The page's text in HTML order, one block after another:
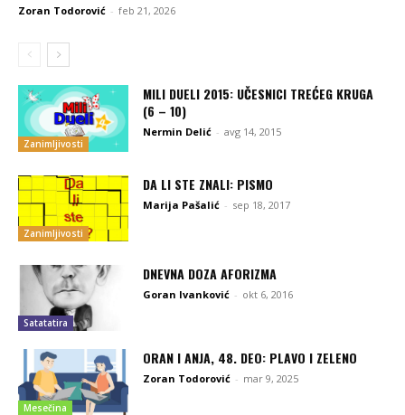
Zoran Todorović - feb 21, 2026
Zanimljivosti
MILI DUELI 2015: UČESNICI TREĆEG KRUGA
(6 – 10)
Nermin Delić - avg 14, 2015
Zanimljivosti
DA LI STE ZNALI: PISMO
Marija Pašalić - sep 18, 2017
Satatatira
DNEVNA DOZA AFORIZMA
Goran Ivanković - okt 6, 2016
Mesečina
ORAN I ANJA, 48. DEO: PLAVO I ZELENO
Zoran Todorović - mar 9, 2025